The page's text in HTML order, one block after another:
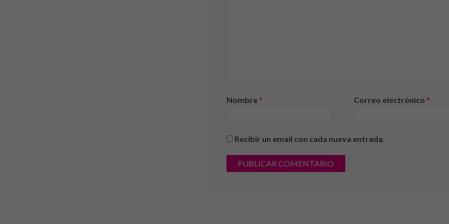
Nombre * Correo electrónico *
Recibir un email con cada nueva entrada.